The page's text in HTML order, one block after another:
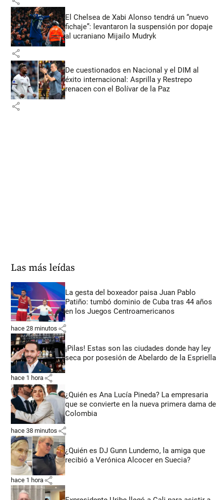
El Chelsea de Xabi Alonso tendrá un “nuevo
fichaje”: levantaron la suspensión por dopaje
al ucraniano Mijailo Mudryk
share
De cuestionados en Nacional y el DIM al
éxito internacional: Asprilla y Restrepo
renacen con el Bolívar de la Paz
share
Las más leídas
La gesta del boxeador paisa Juan Pablo
Patiño: tumbó dominio de Cuba tras 44 años
en los Juegos Centroamericanos
hace 28 minutos share
¡Pilas! Estas son las ciudades donde hay ley
seca por posesión de Abelardo de la Espriella
hace 1 hora share
¿Quién es Ana Lucía Pineda? La empresaria
que se convierte en la nueva primera dama de
Colombia
hace 38 minutos share
¿Quién es DJ Gunn Lundemo, la amiga que
recibió a Verónica Alcocer en Suecia?
hace 1 hora share